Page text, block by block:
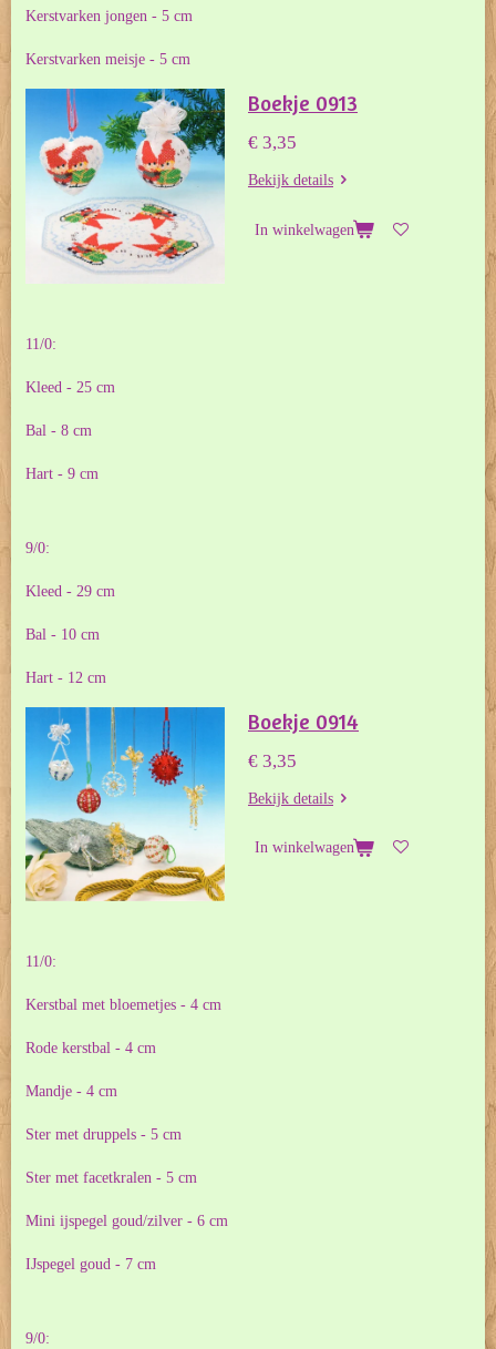
Kerstvarken jongen - 5 cm
Kerstvarken meisje - 5 cm
Boekje 0913
€ 3,35
Bekijk details
In winkelwagen
11/0:
Kleed - 25 cm
Bal - 8 cm
Hart - 9 cm
9/0:
Kleed - 29 cm
Bal - 10 cm
Hart - 12 cm
Boekje 0914
€ 3,35
Bekijk details
In winkelwagen
11/0:
Kerstbal met bloemetjes - 4 cm
Rode kerstbal - 4 cm
Mandje - 4 cm
Ster met druppels - 5 cm
Ster met facetkralen - 5 cm
Mini ijspegel goud/zilver - 6 cm
IJspegel goud - 7 cm
9/0: